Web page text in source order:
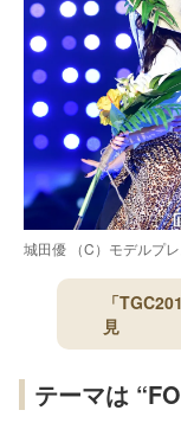
城田優 （C）モデルプレ
「
見
テーマは